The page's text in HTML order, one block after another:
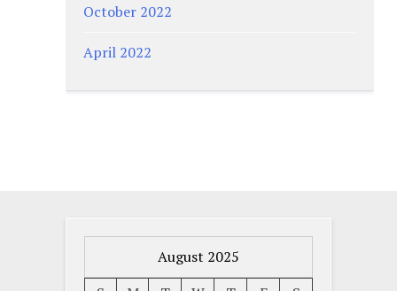
October 2022
April 2022
August 2025